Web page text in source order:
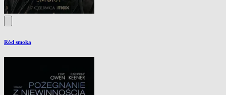
Ród smoka